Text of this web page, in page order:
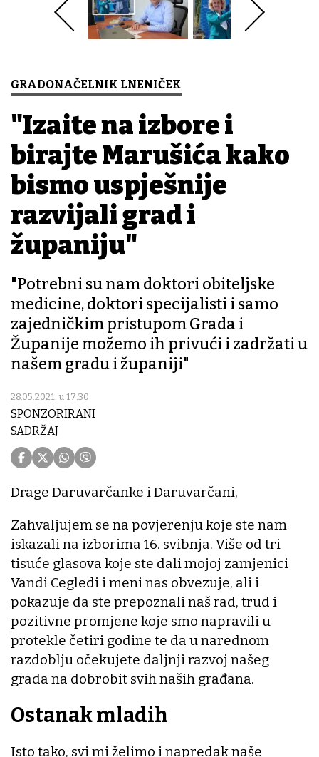
GRADONAČELNIK LNENIČEK
"Izađite na izbore i
birajte Marušića kako
bismo uspješnije
razvijali grad i
županiju"
"Potrebni su nam doktori obiteljske
medicine, doktori specijalisti i samo
zajedničkim pristupom Grada i
Županije možemo ih privući i zadržati u
našem gradu i županiji"
28.05.2021. u 17:30
SPONZORIRANI
SADRŽAJ
Drage Daruvarčanke i Daruvarčani,
Zahvaljujem se na povjerenju koje ste nam
iskazali na izborima 16. svibnja. Više od tri
tisuće glasova koje ste dali mojoj zamjenici
Vandi Cegledi i meni nas obvezuje, ali i
pokazuje da ste prepoznali naš rad, trud i
pozitivne promjene koje smo napravili u
protekle četiri godine te da u narednom
razdoblju očekujete daljnji razvoj našeg
grada na dobrobit svih naših građana.
Ostanak mladih
Isto tako, svi mi želimo i napredak naše